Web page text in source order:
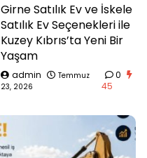
Girne Satılık Ev ve İskele
Satılık Ev Seçenekleri ile
Kuzey Kıbrıs’ta Yeni Bir
Yaşam
admin
Temmuz
23, 2026
0
45